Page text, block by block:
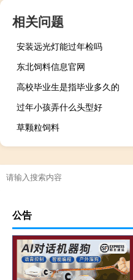
相关问题
安装远光灯能过年检吗
东北饲料信息官网
高校毕业生是指毕业多久的
过年小孩弄什么头型好
草颗粒饲料
公告